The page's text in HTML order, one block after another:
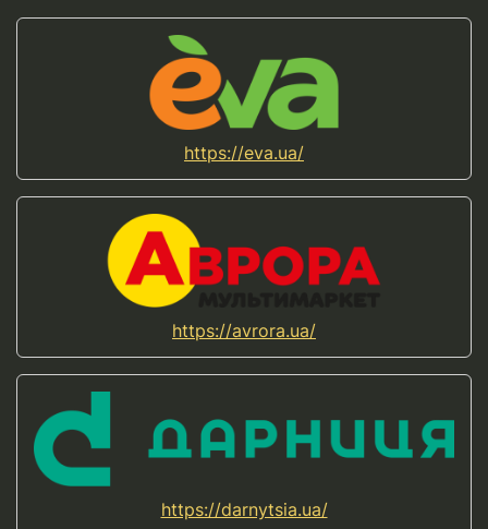
https://eva.ua/
https://avrora.ua/
https://darnytsia.ua/